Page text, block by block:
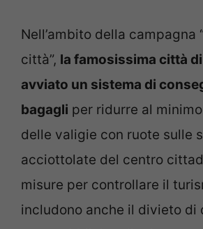
Nell’ambito della campagna
città”, la famosissima città
avviato un sistema di
bagagli per ridurre al
delle valigie con ruote sulle
acciottolate del centro
misure per controllare il
includono anche il divieto di